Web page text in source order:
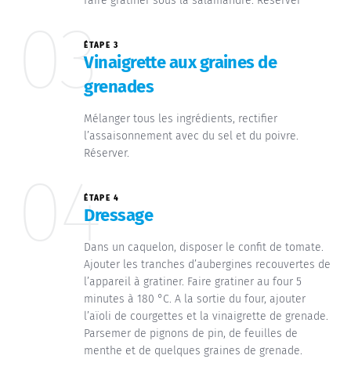
03ÉTAPE 3
Vinaigrette aux graines de
grenades
Mélanger tous les ingrédients, rectifier
l’assaisonnement avec du sel et du poivre.
Réserver.
04ÉTAPE 4
Dressage
Dans un caquelon, disposer le confit de tomate.
Ajouter les tranches d’aubergines recouvertes de
l’appareil à gratiner. Faire gratiner au four 5
minutes à 180 °C. A la sortie du four, ajouter
l’aïoli de courgettes et la vinaigrette de grenade.
Parsemer de pignons de pin, de feuilles de
menthe et de quelques graines de grenade.